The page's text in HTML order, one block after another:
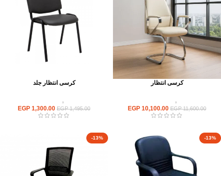
كرسى انتظار
,
EGP11,600.00
EGP 10,100.00
كرسى انتظار جلد
,
EGP1,495.00
EGP 1,300.00
-13%
-13%